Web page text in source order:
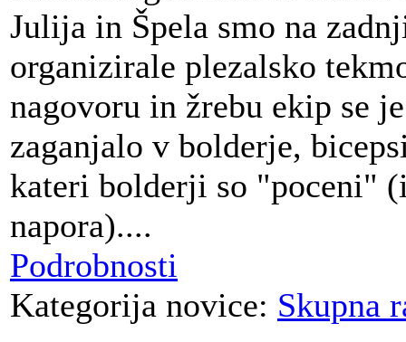
Julija in Špela smo na
organizirale plezalsko
nagovoru in žrebu ekip se
zaganjalo v bolderje,
kateri bolderji so "poceni"
napora)....
Podrobnosti
Kategorija novice: Skupna